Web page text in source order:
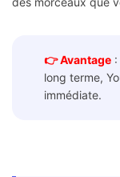
👉 Avantage
long terme,
immédiate.